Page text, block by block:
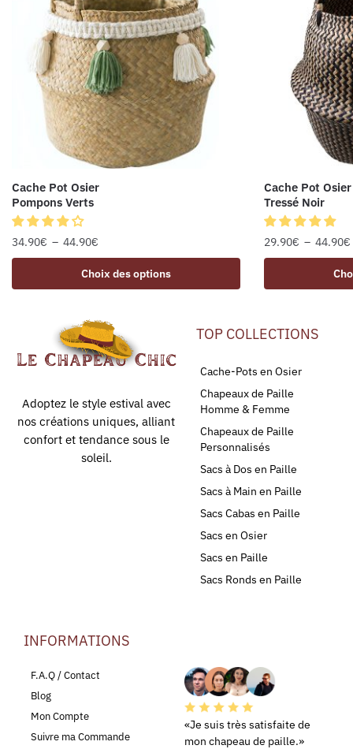
Cache Pot Osier
Pompons Verts
34.90€ – 44.90€
Choix des options
Cache Pot Osier
Tressé Noir
29.90€ – 44.90€
Adoptez le style estival avec
nos créations uniques, alliant
confort et tendance sous le
soleil.
TOP COLLECTIONS
Cache-Pots en Osier
Chapeaux de Paille
Homme & Femme
Chapeaux de Paille
Personnalisés
Sacs à Dos en Paille
Sacs à Main en Paille
Sacs Cabas en Paille
Sacs en Osier
Sacs en Paille
Sacs Ronds en Paille
INFORMATIONS
F.A.Q / Contact
Blog
Mon Compte
Suivre ma Commande
«Je suis très satisfaite de
mon chapeau de paille.»